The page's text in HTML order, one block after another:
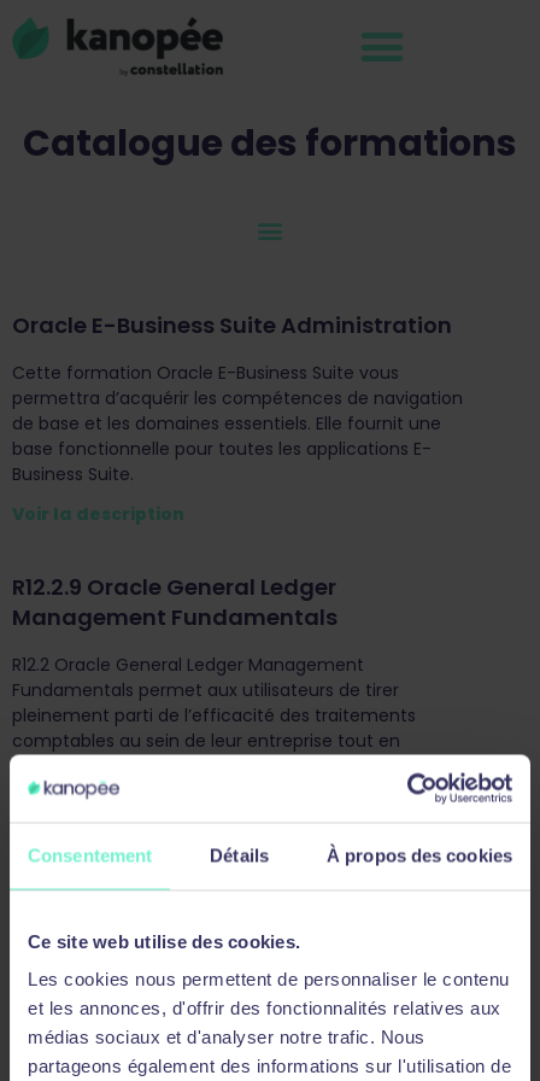
Consentement Détails À propos des cookies
Ce site web utilise des cookies.
Les cookies nous permettent de personnaliser le contenu
et les annonces, d'offrir des fonctionnalités relatives aux
médias sociaux et d'analyser notre trafic. Nous
partageons également des informations sur l'utilisation de
Catalogue des formations
Oracle E-Business Suite Administration
Cette formation Oracle E-Business Suite vous
permettra d’acquérir les compétences de navigation
de base et les domaines essentiels. Elle fournit une
base fonctionnelle pour toutes les applications E-
Business Suite.
Voir la description
R12.2.9 Oracle General Ledger
Management Fundamentals
R12.2 Oracle General Ledger Management
Fundamentals permet aux utilisateurs de tirer
pleinement parti de l’efficacité des traitements
comptables au sein de leur entreprise tout en
bénéficiant toujours d’un haut niveau d’information et
d’une configuration sécurisée.
Fundamentals
Ce cours s’adresse aux clients ayant implémenté
Oracle E-Business Suite version 12 ou Oracle E-Business
Suite version 12.1. Ce cours enseigne aux stagiaires
comment configurer et utiliser Oracle Payables pour